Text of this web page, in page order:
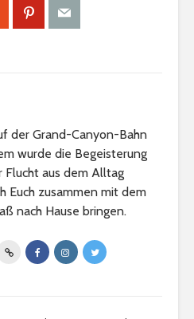
der Grand-Canyon-Bahn
wurde die Begeisterung
Flucht aus dem Alltag
Euch zusammen mit dem
nach Hause bringen.